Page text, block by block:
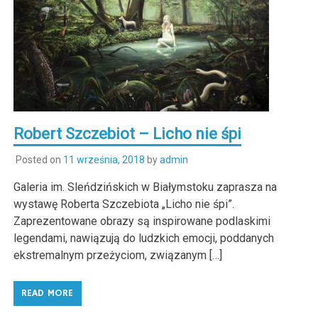
Robert Szczebiot – Licho nie śpi
Posted on 11 września, 2018 byadmin
Galeria im. Sleńdzińskich w Białymstoku zaprasza na
wystawę Roberta Szczebiota „Licho nie śpi”.
Zaprezentowane obrazy są inspirowane podlaskimi
legendami, nawiązują do ludzkich emocji, poddanych
ekstremalnym przeżyciom, związanym […]
READ MORE